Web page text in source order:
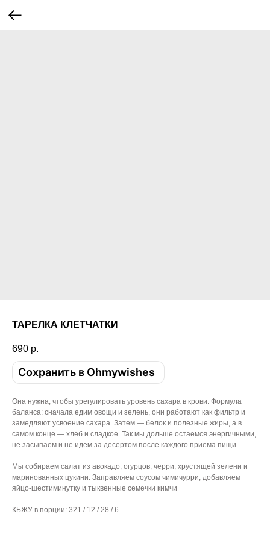
ТАРЕЛКА КЛЕТЧАТКИ
690 р.
Сохранить в Ohmywishes
Она нужна, чтобы урегулировать уровень сахара в крови. Формула
баланса: сначала едим овощи и зелень, они работают как фильтр и
замедляют усвоение сахара. Затем — белок и полезные жиры, а в
самом конце — хлеб и сладкое. Так мы дольше остаемся энергичными,
не засыпаем и не идем за десертом после каждого приема пищи
Мы собираем салат из авокадо, огурцов, черри, хрустящей зелени и
маринованных цукини. Заправляем соусом чимичурри, добавляем
яйцо-шестиминутку и тыквенные семечки кимчи
КБЖУ в порции: 321 / 12 / 28 / 6